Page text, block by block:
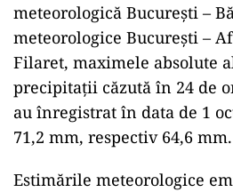
meteorologică Bucureşti –
meteorologice Bucureşti –
Filaret, maximele absolute
precipitaţii căzută în 24 de
au înregistrat în data de 1
71,2 mm, respectiv 64,6 mm.
Estimările meteorologice